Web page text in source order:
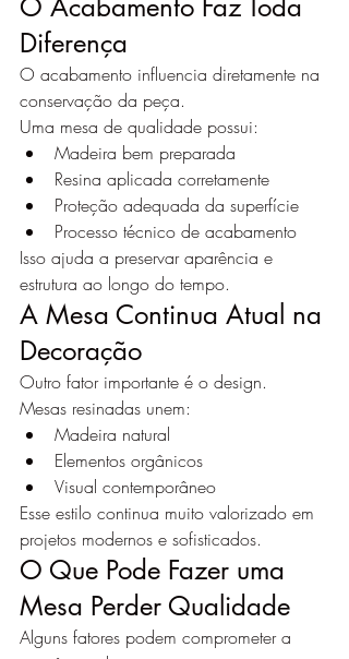
O Acabamento Faz Toda
Diferença
O acabamento influencia diretamente na
conservação da peça.
Uma mesa de qualidade possui:
Madeira bem preparada
Resina aplicada corretamente
Proteção adequada da superfície
Processo técnico de acabamento
Isso ajuda a preservar aparência e
estrutura ao longo do tempo.
A Mesa Continua Atual na
Decoração
Outro fator importante é o design.
Mesas resinadas unem:
Madeira natural
Elementos orgânicos
Visual contemporâneo
Esse estilo continua muito valorizado em
projetos modernos e sofisticados.
O Que Pode Fazer uma
Mesa Perder Qualidade
Alguns fatores podem comprometer a